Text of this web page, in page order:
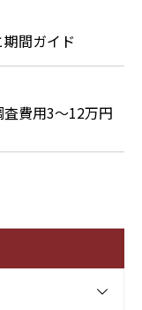
間ガイド
費用3〜12万円